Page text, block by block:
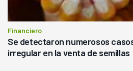
Financiero
Se detectaron numerosos
irregular en la venta de semillas